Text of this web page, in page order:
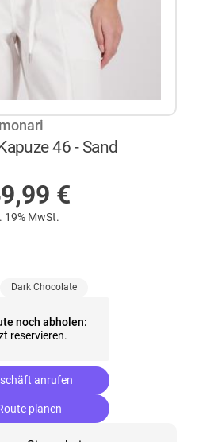
monari
46 - Sand
€
19% MwSt.
Dark Chocolate
noch abholen:
reservieren.
anrufen
planen